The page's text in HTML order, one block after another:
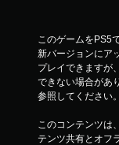
このゲームをPS5
新バージョンにア
プレイできますが
できない場合があ
参照してください。
このコンテンツは
テンツ共有とオフ